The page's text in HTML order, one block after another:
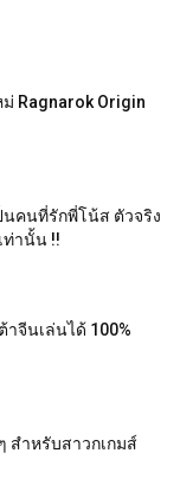
ม่ Ragnarok Origin
นคนที่รักพี่โน้ส ตัวจริง
ท่านั้น !!
าจีนเล่นได้ 100%
สำหรับสาวกเกมส์